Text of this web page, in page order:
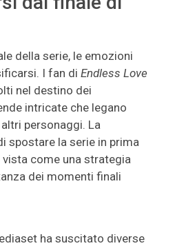
della serie, le emozioni
I fan di Endless Love
nel destino dei
intricate che legano
altri personaggi. La
spostare la serie in prima
come una strategia
dei momenti finali
ha suscitato diverse